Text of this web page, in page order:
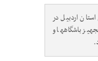
اردبیل در
باشگاهها و